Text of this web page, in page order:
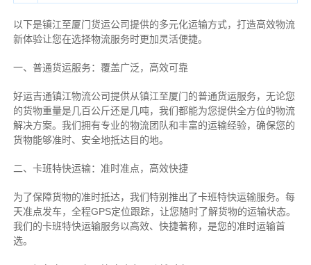
以下是镇江至厦门货运公司提供的多元化运输方式，打造高效物流
新体验让您在选择物流服务时更加灵活便捷。
一、普通货运服务：覆盖广泛，高效可靠
好运吉通镇江物流公司提供从镇江至厦门的普通货运服务，无论您
的货物重量是几百公斤还是几吨，我们都能为您提供全方位的物流
解决方案。我们拥有专业的物流团队和丰富的运输经验，确保您的
货物能够准时、安全地抵达目的地。
二、卡班特快运输：准时准点，高效快捷
为了保障货物的准时抵达，我们特别推出了卡班特快运输服务。每
天准点发车，全程GPS定位跟踪，让您随时了解货物的运输状态。
我们的卡班特快运输服务以高效、快捷著称，是您的准时运输首
选。